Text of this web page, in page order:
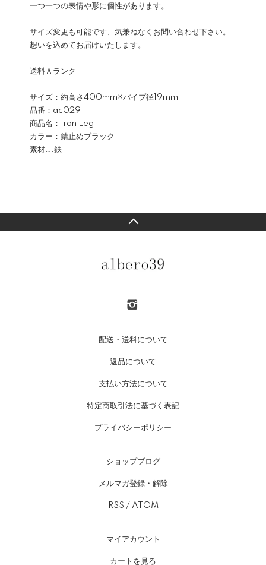
一つ一つの表情や形に個性があります。
サイズ変更も可能です、気兼ねなくお問い合わせ下さい。
想いを込めてお届けいたします。
送料Ａランク
サイズ：約高さ400mm×パイプ径19mm
品番：ac029
商品名：Iron Leg
カラー：錆止めブラック
素材….鉄
配送・送料について
返品について
支払い方法について
特定商取引法に基づく表記
プライバシーポリシー
ショップブログ
メルマガ登録・解除
RSS / ATOM
マイアカウント
カートを見る